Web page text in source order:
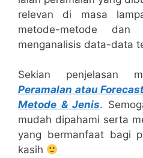
relevan di masa
metode-metode dan
menganalisis data-data
Sekian
Peramalan atau
Metode & Jenis.
mudah dipahami serta
yang bermanfaat bagi
kasih